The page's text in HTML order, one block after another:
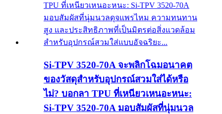
Si-TPV 3520-70A จะพลิกโฉมอนาคต
ของวัสดุสำหรับอุปกรณ์สวมใส่ได้หรือ
ไม่? บอกลา TPU ที่เหนียวเหนอะหนะ:
Si-TPV 3520-70A มอบสัมผัสที่นุ่มนวล